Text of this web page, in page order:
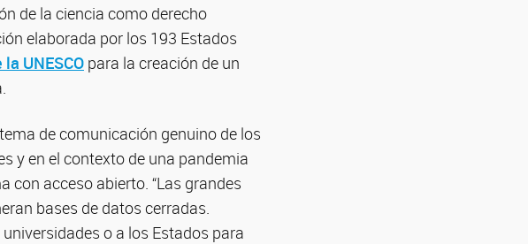
de la ciencia como derecho
elaborada por los 193 Estados
UNESCO para la creación de un
de comunicación genuino de los
y en el contexto de una pandemia
con acceso abierto. “Las grandes
bases de datos cerradas.
o a los Estados para